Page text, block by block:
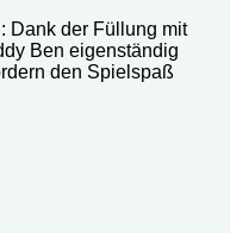
Dank der Füllung mit
Ben eigenständig
den Spielspaß